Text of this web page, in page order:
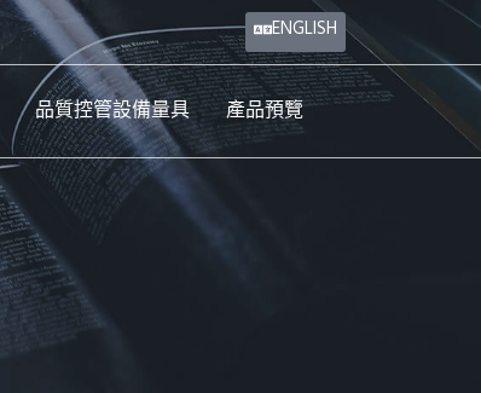
ENGLISH
品質控管設備量具 產品預覽